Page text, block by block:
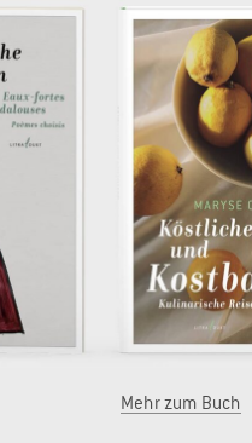
Mehr zum Buch